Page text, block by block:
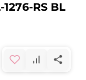
RS BL